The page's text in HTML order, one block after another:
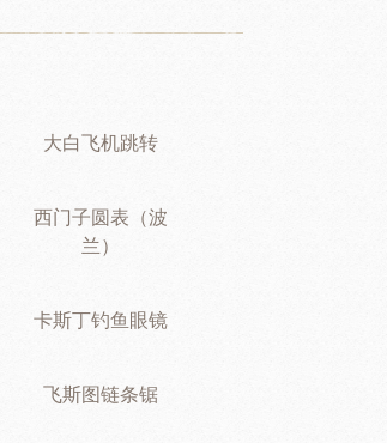
大白飞机跳转
西门子圆表（波
兰）
卡斯丁钓鱼眼镜
飞斯图链条锯